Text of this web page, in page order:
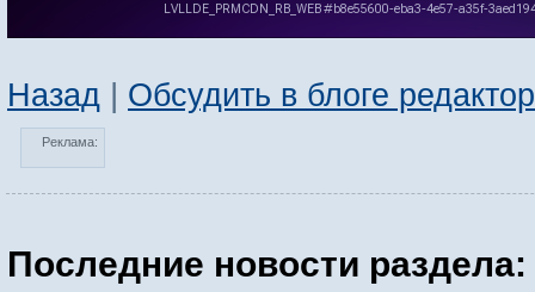
Назад | Обсудить в блоге
Реклама:
Последние новости раздела: